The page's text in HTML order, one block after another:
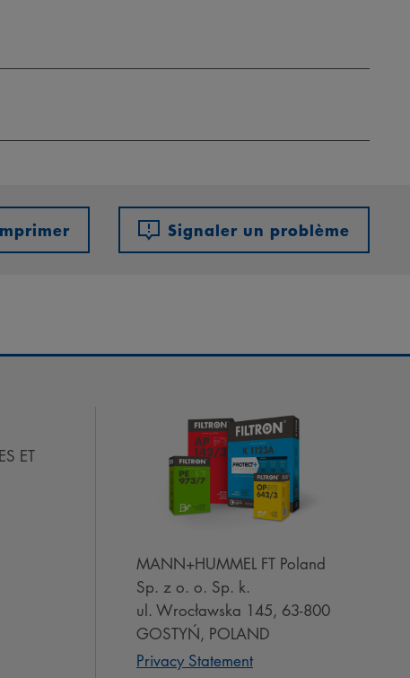
Signaler un problème
ET
MANN+HUMMEL FT Poland
Sp. z o. o. Sp. k.
ul. Wrocławska 145, 63-800
GOSTYŃ, POLAND
Privacy Statement